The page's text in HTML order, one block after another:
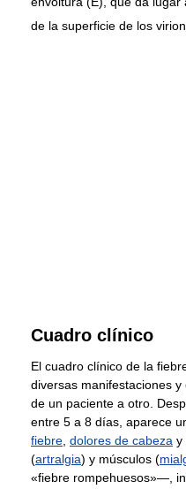
de la superficie de los
Cuadro clínico
El cuadro clínico de la
diversas manifestaciones
de un paciente a otro.
entre 5 a 8 días, aparece
fiebre, dolores de cabeza y
(artralgia) y músculos (
«fiebre rompehuesos»—,